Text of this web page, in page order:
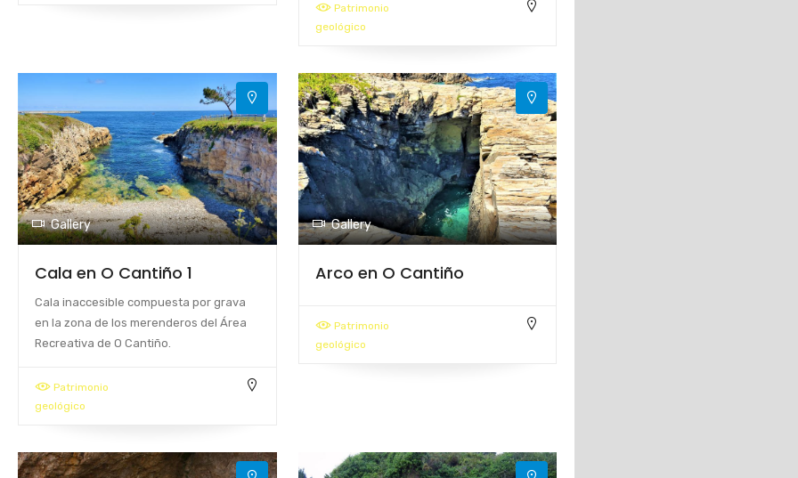
Patrimonio
geológico
Gallery
Cala en O Cantiño 1
Cala inaccesible compuesta por grava
en la zona de los merenderos del Área
Recreativa de O Cantiño.
Patrimonio
geológico
Gallery
Arco en O Cantiño
Patrimonio
geológico